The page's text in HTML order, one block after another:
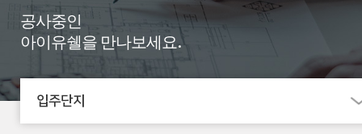
공사중인
아이유쉘을 만나보세요.
입주단지